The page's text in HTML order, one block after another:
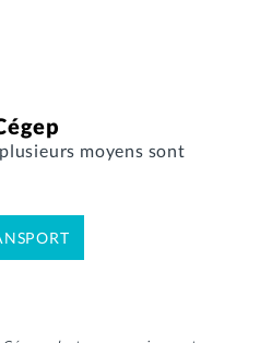
moyens sont